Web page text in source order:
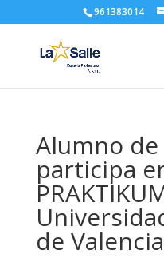
961383014
Alumno de
participa
de Valencia